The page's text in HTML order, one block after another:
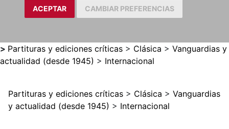
ACEPTAR CAMBIAR PREFERENCIAS
> Partituras y ediciones críticas > Clásica > Vanguardias y
actualidad (desde 1945) > Internacional
Partituras y ediciones críticas > Clásica > Vanguardias
y actualidad (desde 1945) > Internacional